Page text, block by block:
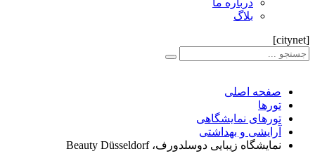
درباره ما
بلاگ
[citynet]
صفحه اصلی
تورها
تورهای نمایشگاهی
آرایشی و بهداشتی
نمایشگاه زیبایی دوسلدورف، Beauty Düsseldorf